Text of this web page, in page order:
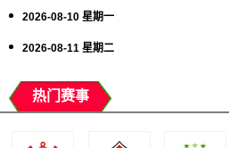
2026-08-10 星期一
2026-08-11 星期二
热门赛事